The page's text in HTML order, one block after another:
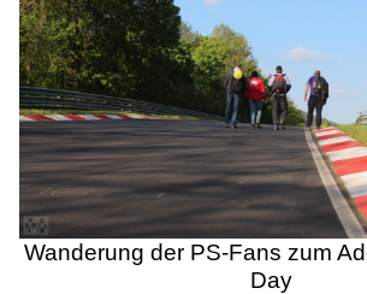
Wanderung der PS-Fans zum
Day